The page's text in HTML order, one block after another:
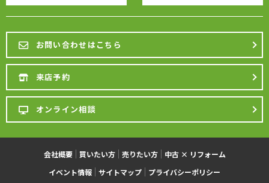
お問い合わせはこちら
来店予約
オンライン相談
会社概要 買いたい方 売りたい方
中古 × リフォーム
イベント情報
サイトマップ プライバシーポリシー